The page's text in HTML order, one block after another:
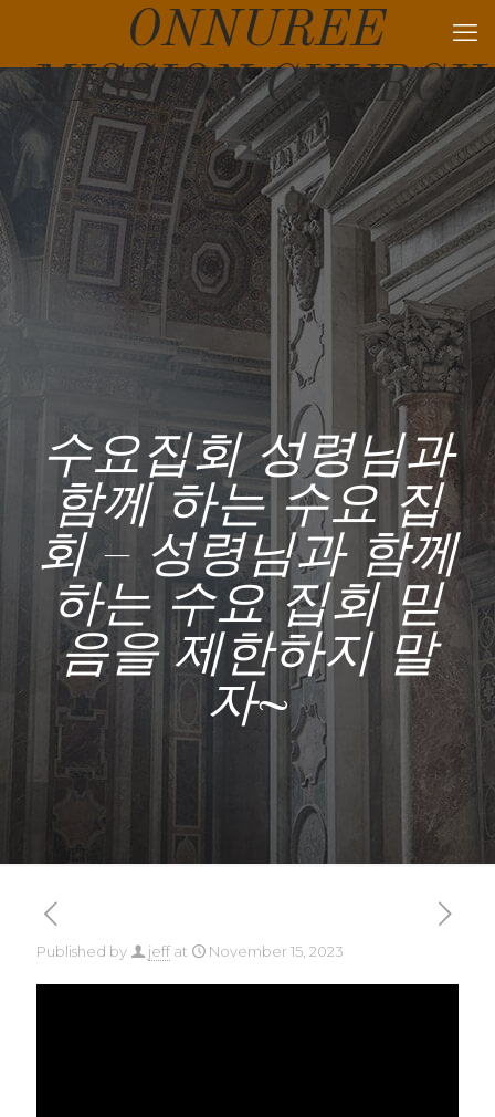
ONNUREE
MISSION CHURCH
수요집회 성령님과
함께 하는 수요 집
회 – 성령님과 함께
하는 수요 집회 믿
음을 제한하지 말
자~
Published by jeff at November 15, 2023